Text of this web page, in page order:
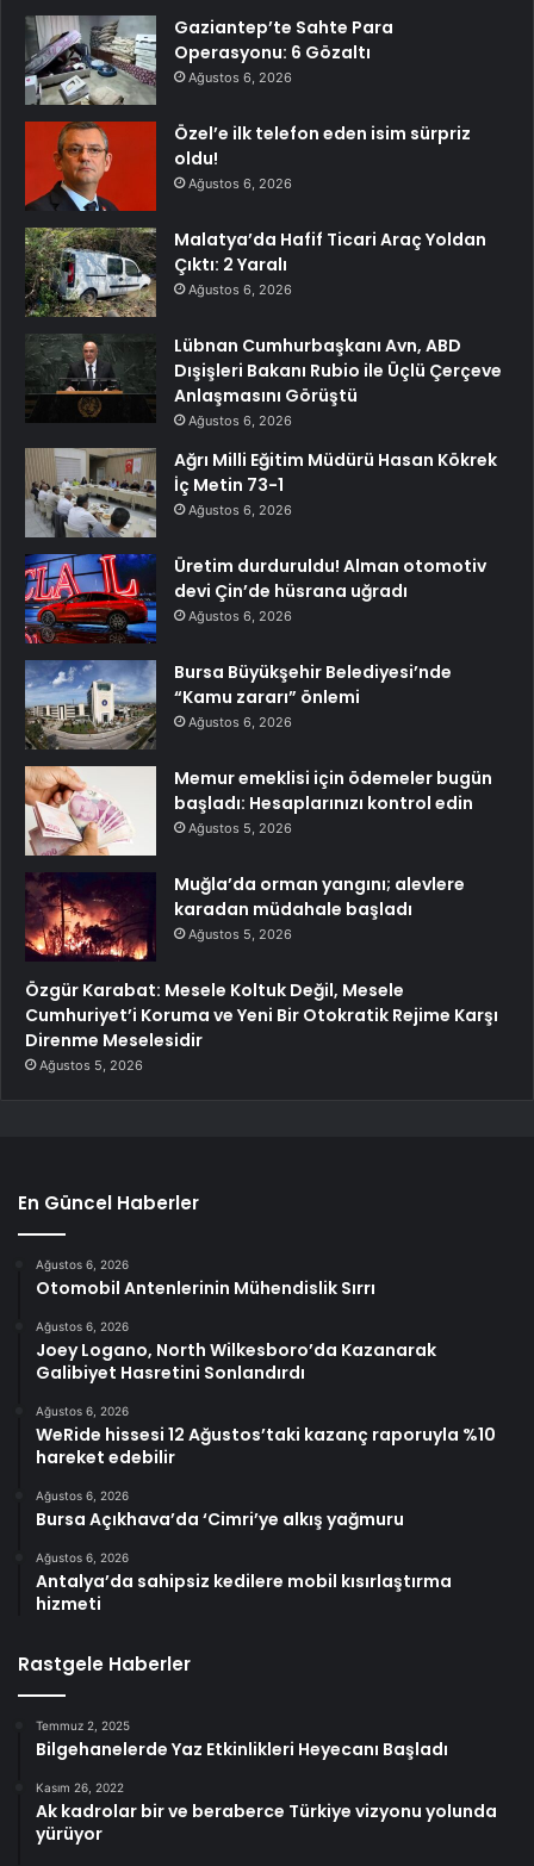
Gaziantep’te Sahte Para
Operasyonu: 6 Gözaltı
Ağustos 6, 2026
Özel’e ilk telefon eden isim sürpriz
oldu!
Ağustos 6, 2026
Malatya’da Hafif Ticari Araç Yoldan
Çıktı: 2 Yaralı
Ağustos 6, 2026
Lübnan Cumhurbaşkanı Avn, ABD
Dışişleri Bakanı Rubio ile Üçlü Çerçeve
Anlaşmasını Görüştü
Ağustos 6, 2026
Ağrı Milli Eğitim Müdürü Hasan Kökrek
İç Metin 73-1
Ağustos 6, 2026
Üretim durduruldu! Alman otomotiv
devi Çin’de hüsrana uğradı
Ağustos 6, 2026
Bursa Büyükşehir Belediyesi’nde
“Kamu zararı” önlemi
Ağustos 6, 2026
Memur emeklisi için ödemeler bugün
başladı: Hesaplarınızı kontrol edin
Ağustos 5, 2026
Muğla’da orman yangını; alevlere
karadan müdahale başladı
Ağustos 5, 2026
Özgür Karabat: Mesele Koltuk Değil, Mesele
Cumhuriyet’i Koruma ve Yeni Bir Otokratik Rejime Karşı
Direnme Meselesidir
Ağustos 5, 2026
En Güncel Haberler
Ağustos 6, 2026
Otomobil Antenlerinin Mühendislik Sırrı
Ağustos 6, 2026
Joey Logano, North Wilkesboro’da Kazanarak
Galibiyet Hasretini Sonlandırdı
Ağustos 6, 2026
WeRide hissesi 12 Ağustos’taki kazanç raporuyla %10
hareket edebilir
Ağustos 6, 2026
Bursa Açıkhava’da ‘Cimri’ye alkış yağmuru
Ağustos 6, 2026
Antalya’da sahipsiz kedilere mobil kısırlaştırma
hizmeti
Rastgele Haberler
Temmuz 2, 2025
Bilgehanelerde Yaz Etkinlikleri Heyecanı Başladı
Kasım 26, 2022
Ak kadrolar bir ve beraberce Türkiye vizyonu yolunda
yürüyor